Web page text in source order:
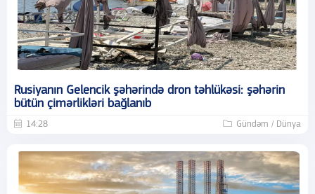
Rusiyanın Gelencik şəhərində dron təhlükəsi: şəhərin
bütün çimərlikləri bağlanıb
14:28 Gündəm / Dünya